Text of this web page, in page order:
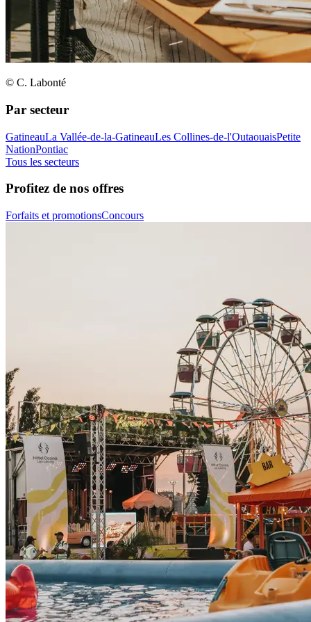
© C. Labonté
Par secteur
GatineauLa Vallée-de-la-GatineauLes Collines-de-l'OutaouaisPetite
NationPontiac
Tous les secteurs
Profitez de nos offres
Forfaits et promotionsConcours